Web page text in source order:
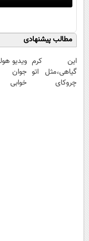
مطالب پیشنهادی
این کرم
گیاهی،مثل اتو
چروکای
ویدیو
جوان